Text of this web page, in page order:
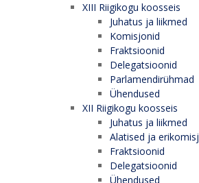
XIII Riigikogu koosseis
Juhatus ja liikmed
Komisjonid
Fraktsioonid
Delegatsioonid
Parlamendirühmad
Ühendused
XII Riigikogu koosseis
Juhatus ja liikmed
Alatised ja
Fraktsioonid
Delegatsioonid
Ühendused